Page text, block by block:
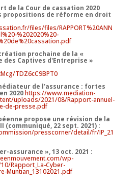
de la Cour de cassation 2020
propositions de réforme en droit
files/files/RAPPORT%20ANN
%202020%20-
prochaine de la «
des Captives d'Entreprise »
TDZ6cC9BPT0
de l’assurance : fortes
2020https://www.mediation-
uploads/2021/08/Rapport-annuel-
de-presse.pdf
propose une révision de la
22 sept. 2021) :
presscorner/detail/fr/IP_21
assurance », 13 oct. 2021 :
wp-
Rapport_La-Cyber-
Muntian_13102021.pdf